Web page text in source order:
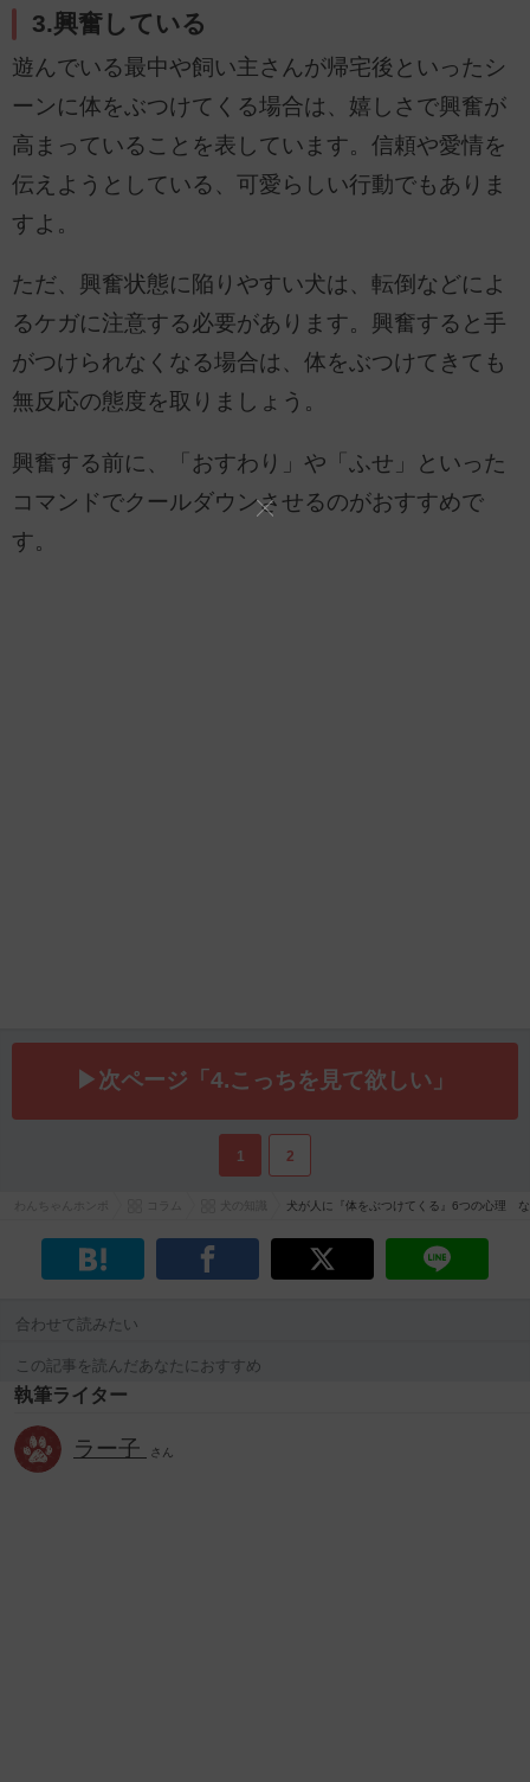
3.興奮している
遊んでいる最中や飼い主さんが帰宅後といったシ
ーンに体をぶつけてくる場合は、嬉しさで興奮が
高まっていることを表しています。信頼や愛情を
伝えようとしている、可愛らしい行動でもありま
すよ。
ただ、興奮状態に陥りやすい犬は、転倒などによ
るケガに注意する必要があります。興奮すると手
がつけられなくなる場合は、体をぶつけてきても
無反応の態度を取りましょう。
興奮する前に、「おすわり」や「ふせ」といった
コマンドでクールダウンさせるのがおすすめで
す。
▶次ページ「4.こっちを見て欲しい」
1 2
犬が人に『体をぶつけてくる』6つの心理
合わせて読みたい
この記事を読んだあなたにおすすめ
執筆ライター
ラー子 さん